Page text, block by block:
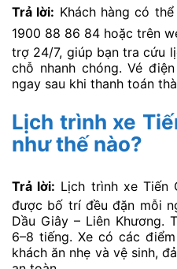
Trả lời: Khách hàng có
1900 88 86 84 hoặc trên
trợ 24/7, giúp bạn tra cứu
chỗ nhanh chóng. Vé
ngay sau khi thanh toán
Lịch trình xe
như thế nào?
Trả lời: Lịch trình xe Tiến
được bố trí đều đặn mỗi
Dầu Giây – Liên Khương.
6–8 tiếng. Xe có các
khách ăn nhẹ và vệ sinh,